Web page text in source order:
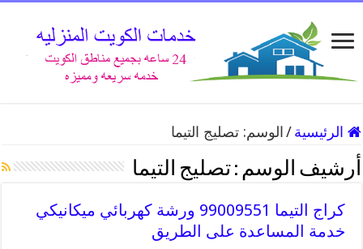
الرئيسية / الوسم:تصليج التيما
أرشيف الوسم :تصليج التيما
كراج التيما 99009551 ورشة كهربائي ميكانيكي
خدمة المساعدة على الطريق